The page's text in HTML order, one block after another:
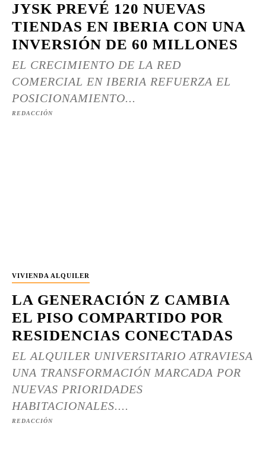
JYSK PREVÉ 120 NUEVAS
TIENDAS EN IBERIA CON UNA
INVERSIÓN DE 60 MILLONES
EL CRECIMIENTO DE LA RED
COMERCIAL EN IBERIA REFUERZA EL
POSICIONAMIENTO...
REDACCIÓN
VIVIENDA ALQUILER
LA GENERACIÓN Z CAMBIA
EL PISO COMPARTIDO POR
RESIDENCIAS CONECTADAS
EL ALQUILER UNIVERSITARIO ATRAVIESA
UNA TRANSFORMACIÓN MARCADA POR
NUEVAS PRIORIDADES
HABITACIONALES....
REDACCIÓN